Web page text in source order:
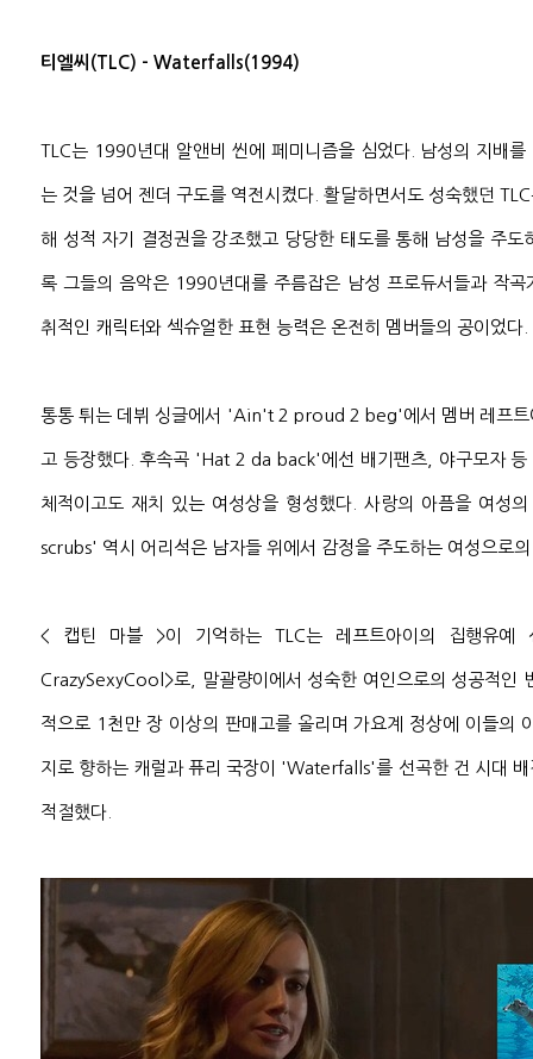
티엘씨(TLC) - Waterfalls(1994)
TLC는 1990년대 알앤비 씬에 페미니즘을 심었다. 남성의 지배
는 것을 넘어 젠더 구도를 역전시켰다. 활달하면서도 성숙했던
해 성적 자기 결정권을 강조했고 당당한 태도를 통해 남성을 주도
록 그들의 음악은 1990년대를 주름잡은 남성 프로듀서들과 작곡
취적인 캐릭터와 섹슈얼한 표현 능력은 온전히 멤버들의 공이었다.
통통 튀는 데뷔 싱글에서 'Ain't 2 proud 2 beg'에서 멤버 레프트
고 등장했다. 후속곡 'Hat 2 da back'에선 배기팬츠, 야구모자 등
체적이고도 재치 있는 여성상을 형성했다. 사랑의 아픔을 여성
scrubs' 역시 어리석은 남자들 위에서 감정을 주도하는 여성으로
< 캡틴 마블 >이 기억하는 TLC는 레프트아이의 집행유
CrazySexyCool>로, 말괄량이에서 성숙한 여인으로의 성공적인
적으로 1천만 장 이상의 판매고를 올리며 가요계 정상에 이들의
지로 향하는 캐럴과 퓨리 국장이 'Waterfalls'를 선곡한 건 시대
적절했다.